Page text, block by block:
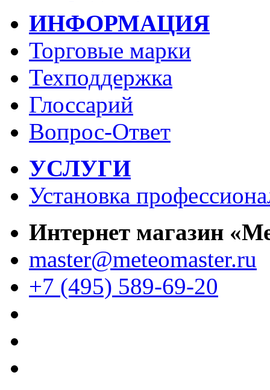
ИНФОРМАЦИЯ
Торговые марки
Техподдержка
Глоссарий
Вопрос-Ответ
УСЛУГИ
Установка
Интернет магазин
master@meteomaster.ru
+7 (495) 589-69-20